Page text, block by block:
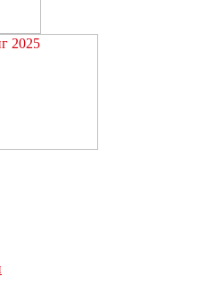
Тульской области на сайте